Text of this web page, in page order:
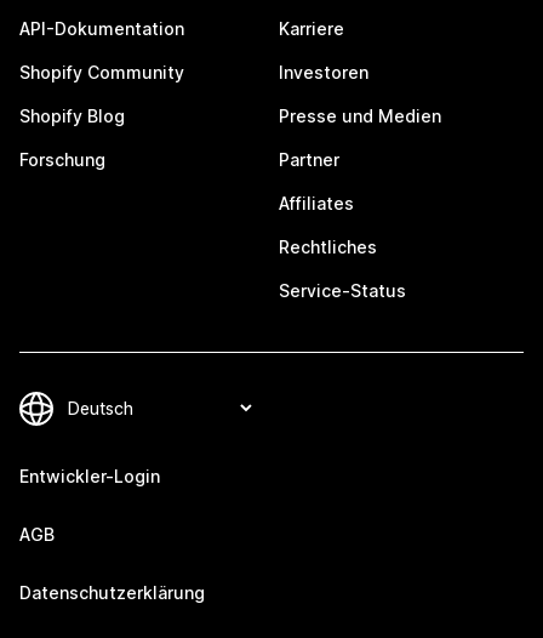
API-Dokumentation
Shopify Community
Shopify Blog
Forschung
Karriere
Investoren
Presse und Medien
Partner
Affiliates
Rechtliches
Service-Status
Entwickler-Login
AGB
Datenschutzerklärung